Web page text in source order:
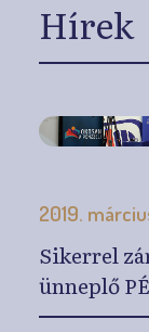
Hírek
2019.
Sikerrel
ünneplő